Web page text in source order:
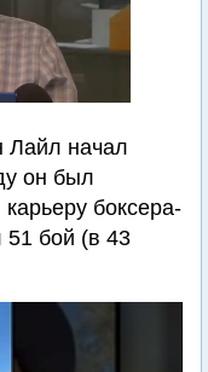
Лайл начал
он был
боксера-
51 бой (в 43